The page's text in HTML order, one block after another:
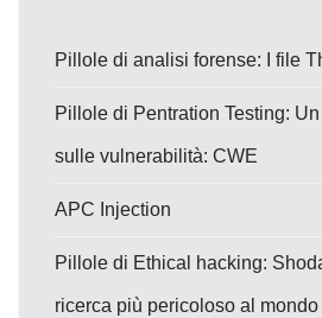
Pillole di analisi forense: I file
Pillole di Pentration Testing:
sulle vulnerabilità: CWE
APC Injection
Pillole di Ethical hacking:
ricerca più pericoloso al mondo